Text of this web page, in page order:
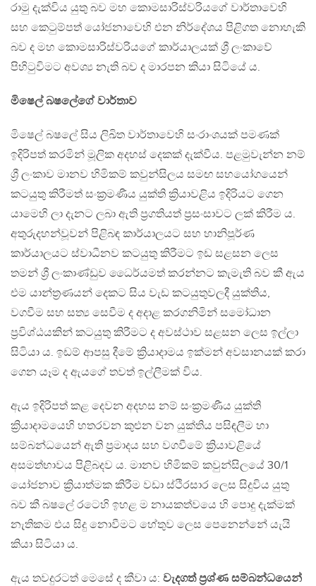
රාමු දැක්විය යුතු බව මහ කොමසාරිස්වරියගේ වාර්තාවෙහි
සහ කෙටුම්පත් යෝජනාවෙහි එන නිර්දේශය පිළිගත නොහැකි
බව ද මහ කොමසාරිස්වරියගේ කාර්යාලයක් ශ්‍රී ලංකාවේ
පිහිටුවිමට අවශ්‍ය නැති බව ද මාරපන කියා සිටියේ ය.
මිෂෙල් බෂලේගේ වාර්තාව
මිෂෙල් බෂලේ සිය ලිඛිත වාර්තාවෙහි සංරාංශයක් පමණක්
ඉදිරිපත් කරමින් මූලික අදහස් දෙකක් දැක්වීය. පළමුවැන්න නම්
ශ්‍රී ලංකාව මානව හිමිකම් කවුන්සිලය සමඟ සහයෝගයෙන්
කටයුතු කිරීමත් සංක්‍රමණීය යුක්ති ක්‍රියාවළිය ඉදිරියට ගෙන
යාමෙහි ලා දැනට ලබා ඇති ප්‍රගතියත් ප්‍රසංසාවට ලක් කිරීම ය.
අතුරුදහන්වූවන් පිළිබඳ කාර්යාලයට සහ හානිපූර්ණ
කාර්යාලයට ස්වාධීනව කටයුතු කිරීමට ඉඩ සළසන ලෙස
තමන් ශ්‍රී ලංකාණ්ඩුව ධෛර්යමත් කරන්නට කැමැති බව කී ඇය
එම යාන්ත්‍රණයන් දෙකට සිය වැඩ කටයුතුවලදී යුක්තිය,
වගවීම සහ සත්‍ය සෙවීම ද අදාළ කරගනිමින් සමෝධාන
ප්‍රවිශ්ඨයකින් කටයුතු කිරීමට ද අවස්ථාව සළසන ලෙස ඉල්ලා
සිටියා ය. ඉඩම් ආපසු දීමේ ක්‍රියාදාමය ඉක්මන් අවසානයක් කරා
ගෙන යෑම ද ඇයගේ තවත් ඉල්ලීමක් විය.
ඇය ඉදිරිපත් කළ දෙවන අදහස නම් සංක්‍රමණීය යුක්ති
ක්‍රියාදාමයෙහි හතරවන කුළුන වන යුක්තිය පසිඳලීම හා
සම්බන්ධයෙන් ඇති ප්‍රමාදය සහ වගවීමේ ක්‍රියාවළියේ
අසමත්භාවය පිළිබදව ය. මානව හිමිකම් කවුන්සිලයේ 30/1
යෝජනාව ක්‍රියාත්මක කිරීම වඩා ස්ථිරසාර ලෙස සිදුවිය යුතු
බව කී බෂලේ රටෙහි ඉහළ ම නායකත්වයෙ හි පොදු දැක්මක්
නැතිකම එය සිදු නොවීමට හේතුව ලෙස පෙනෙන්නේ යැයි
කියා සිටියා ය.
ඇය තවදුරටත් මෙසේ ද කීවා ය: වැදගත් ප්‍රශ්ණ සම්බන්ධයෙන්